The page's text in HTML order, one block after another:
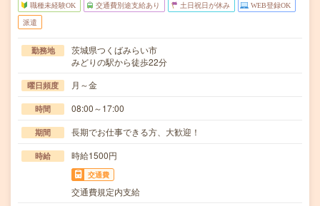
職種未経験OK 交通費別途支給あり 土日祝日が休み WEB登録OK
派遣
勤務地
茨城県つくばみらい市
みどりの駅から徒歩22分
曜日頻度 月～金
時間 08:00～17:00
期間 長期でお仕事できる方、大歓迎！
時給 時給1500円
交通費
交通費規定内支給